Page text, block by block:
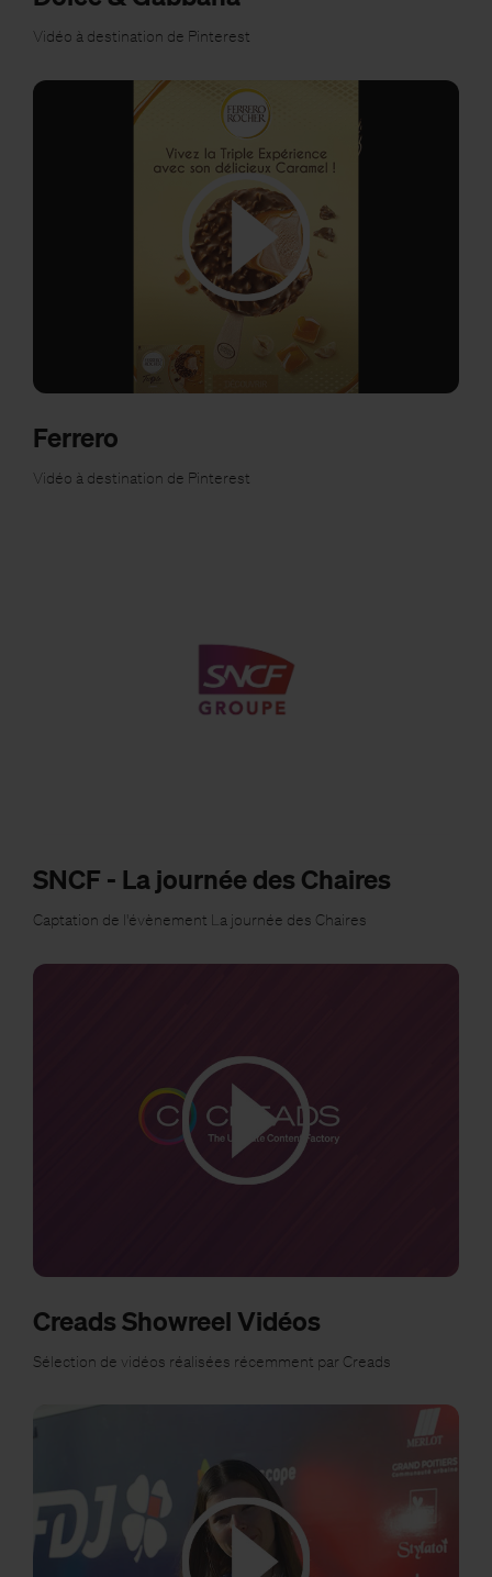
Vidéo à destination de Pinterest
Ferrero
Vidéo à destination de Pinterest
SNCF - La journée des Chaires
Captation de l'évènement La journée des Chaires
Creads Showreel Vidéos
Sélection de vidéos réalisées récemment par Creads